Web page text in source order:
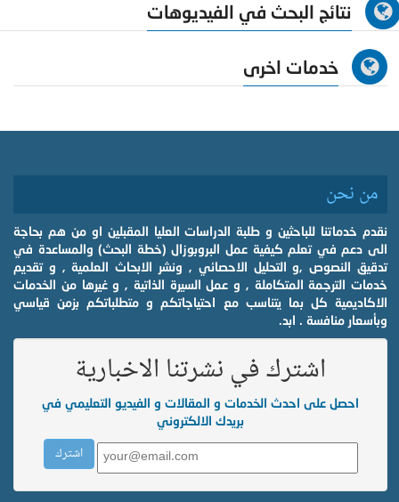
نتائج البحث في الفيديوهات
خدمات اخرى
من نحن
نقدم خدماتنا للباحثين و طلبة الدراسات العليا المقبلين او من هم بحاجة
الى دعم في تعلم كيفية عمل البروبوزال (خطة البحث) والمساعدة في
تدقيق النصوص ,و التحليل الاحصائي , ونشر الابحاث العلمية , و تقديم
خدمات الترجمة المتكاملة , و عمل السيرة الذاتية , و غيرها من الخدمات
الاكاديمية كل بما يتناسب مع احتياجاتكم و متطلباتكم بزمن قياسي
وبأسعار منافسة . ابد.
اشترك في نشرتنا الاخبارية
احصل على احدث الخدمات و المقالات و الفيديو التعليمي في
بريدك الالكتروني